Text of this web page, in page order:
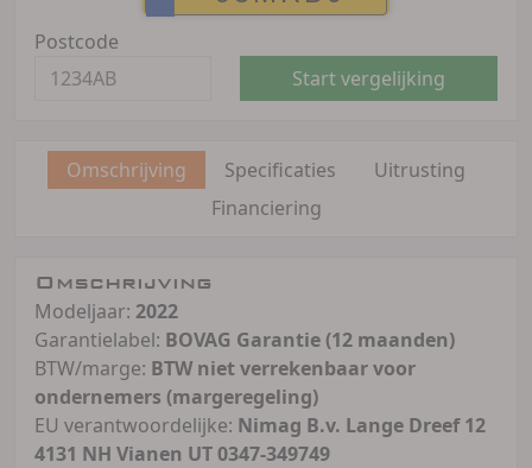
Postcode
Start vergelijking
Omschrijving Specificaties
Uitrusting
Financiering
Omschrijving
Modeljaar: 2022
Garantielabel: BOVAG Garantie (12 maanden)
BTW/marge: BTW niet verrekenbaar voor
ondernemers (margeregeling)
EU verantwoordelijke: Nimag B.v. Lange Dreef 12
4131 NH Vianen UT 0347-349749